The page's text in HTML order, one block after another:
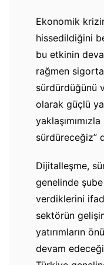
Ekonomik
hissedildiğini
bu etkinin
rağmen
sürdürdüğünü
olarak güçlü
sürdüreceğiz”
Dijitalleşme,
genelinde şube
verdiklerini
sektörün
yatırımların
devam